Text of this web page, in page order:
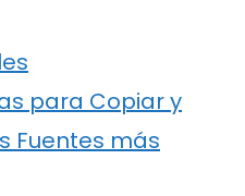
para Copiar y
Fuentes más